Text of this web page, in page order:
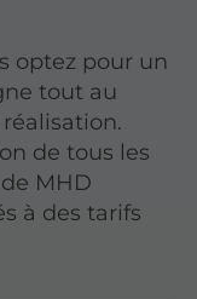
optez pour un
tout au
de tous les
MHD
à des tarifs